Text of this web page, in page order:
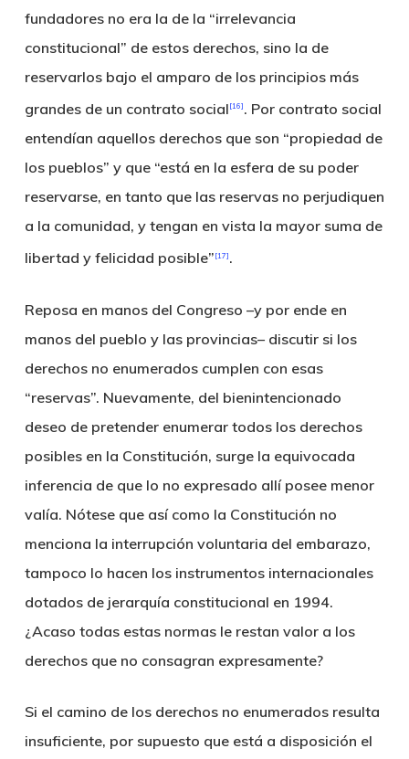
fundadores no era la de la “irrelevancia
constitucional” de estos derechos, sino la de
reservarlos bajo el amparo de los principios más
grandes de un contrato social [16] . Por contrato social
entendían aquellos derechos que son “propiedad de
los pueblos” y que “está en la esfera de su poder
reservarse, en tanto que las reservas no perjudiquen
a la comunidad, y tengan en vista la mayor suma de
libertad y felicidad posible” [17] .
Reposa en manos del Congreso –y por ende en
manos del pueblo y las provincias– discutir si los
derechos no enumerados cumplen con esas
“reservas”. Nuevamente, del bienintencionado
deseo de pretender enumerar todos los derechos
posibles en la Constitución, surge la equivocada
inferencia de que lo no expresado allí posee menor
valía. Nótese que así como la Constitución no
menciona la interrupción voluntaria del embarazo,
tampoco lo hacen los instrumentos internacionales
dotados de jerarquía constitucional en 1994.
¿Acaso todas estas normas le restan valor a los
derechos que no consagran expresamente?
Si el camino de los derechos no enumerados resulta
insuficiente, por supuesto que está a disposición el